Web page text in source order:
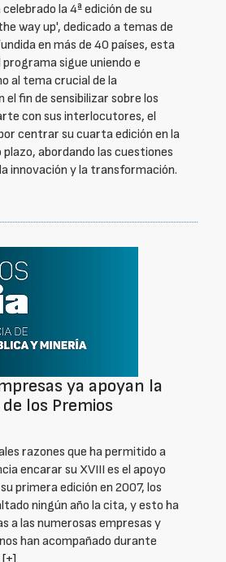
la 4ª edición de su
way up', dedicado a temas de
en más de 40 países, esta
sigue uniendo e
al tema crucial de la
el fin de sensibilizar sobre los
con sus interlocutores, el
centrar su cuarta edición en la
abordando las cuestiones
innovación y la transformación.
ya apoyan la
los Premios
razones que ha permitido a
encarar su XVIII es el apoyo
primera edición en 2007, los
ningún año la cita, y esto ha
a las numerosas empresas y
han acompañado durante